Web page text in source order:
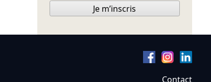
Je m’inscris
Contact